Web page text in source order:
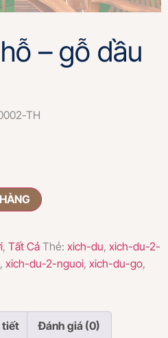
– gỗ dầu
TH
, Tất Cả Thẻ: xich-du, xich-du-2-
, xich-du-2-nguoi, xich-du-go,
tiết Đánh giá (0)